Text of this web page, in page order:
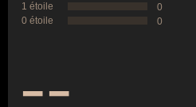
1 étoile
0
0 étoile
0
--